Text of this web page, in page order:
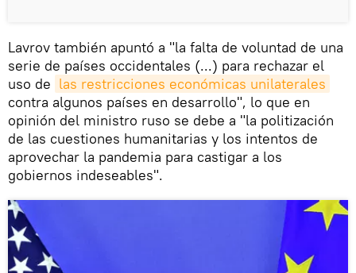
Lavrov también apuntó a "la falta de voluntad de una
serie de países occidentales (...) para rechazar el
uso de las restricciones económicas unilaterales
contra algunos países en desarrollo", lo que en
opinión del ministro ruso se debe a "la politización
de las cuestiones humanitarias y los intentos de
aprovechar la pandemia para castigar a los
gobiernos indeseables".